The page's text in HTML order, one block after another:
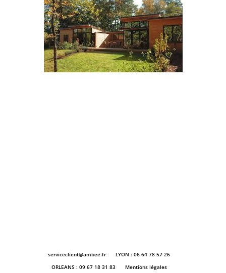
serviceclient@ambee.fr
LYON : 06 64 78 57 26
ORLEANS : 09 67 18 31 83
Mentions légales